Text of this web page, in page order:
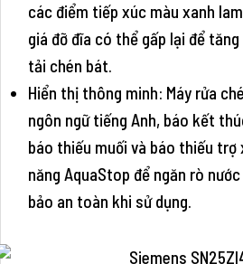
các điểm tiếp xúc màu xanh
giá đỡ đĩa có thể gấp lại để
tải chén bát.
Hiển thị thông minh: Máy rửa
ngôn ngữ tiếng Anh, báo kết
báo thiếu muối và báo thiếu trợ
năng AquaStop để ngăn rò
bảo an toàn khi sử dụng.